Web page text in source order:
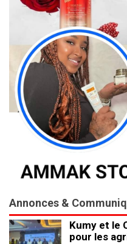
Annonces &
Kumy et le
pour les